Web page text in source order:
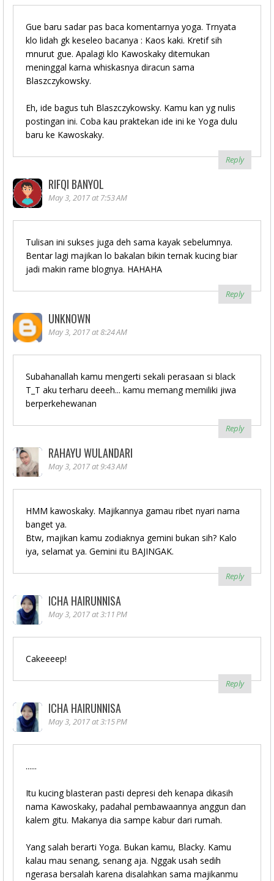
Gue baru sadar pas baca komentarnya yoga. Trnyata
klo lidah gk keseleo bacanya : Kaos kaki. Kretif sih
mnurut gue. Apalagi klo Kawoskaky ditemukan
meninggal karna whiskasnya diracun sama
Blaszczykowsky.
Eh, ide bagus tuh Blaszczykowsky. Kamu kan yg nulis
postingan ini. Coba kau praktekan ide ini ke Yoga dulu
baru ke Kawoskaky.
Reply
RIFQI BANYOL
May 3, 2017 at 7:53 AM
Tulisan ini sukses juga deh sama kayak sebelumnya.
Bentar lagi majikan lo bakalan bikin ternak kucing biar
jadi makin rame blognya. HAHAHA
Reply
UNKNOWN
May 3, 2017 at 8:24 AM
Subahanallah kamu mengerti sekali perasaan si black
T_T aku terharu deeeh... kamu memang memiliki jiwa
berperkehewanan
Reply
RAHAYU WULANDARI
May 3, 2017 at 9:43 AM
HMM kawoskaky. Majikannya gamau ribet nyari nama
banget ya.
Btw, majikan kamu zodiaknya gemini bukan sih? Kalo
iya, selamat ya. Gemini itu BAJINGAK.
Reply
ICHA HAIRUNNISA
May 3, 2017 at 3:11 PM
Cakeeeep!
Reply
ICHA HAIRUNNISA
May 3, 2017 at 3:15 PM
......
Itu kucing blasteran pasti depresi deh kenapa dikasih
nama Kawoskaky, padahal pembawaannya anggun dan
kalem gitu. Makanya dia sampe kabur dari rumah.
Yang salah berarti Yoga. Bukan kamu, Blacky. Kamu
kalau mau senang, senang aja. Nggak usah sedih
ngerasa bersalah karena disalahkan sama majikanmu